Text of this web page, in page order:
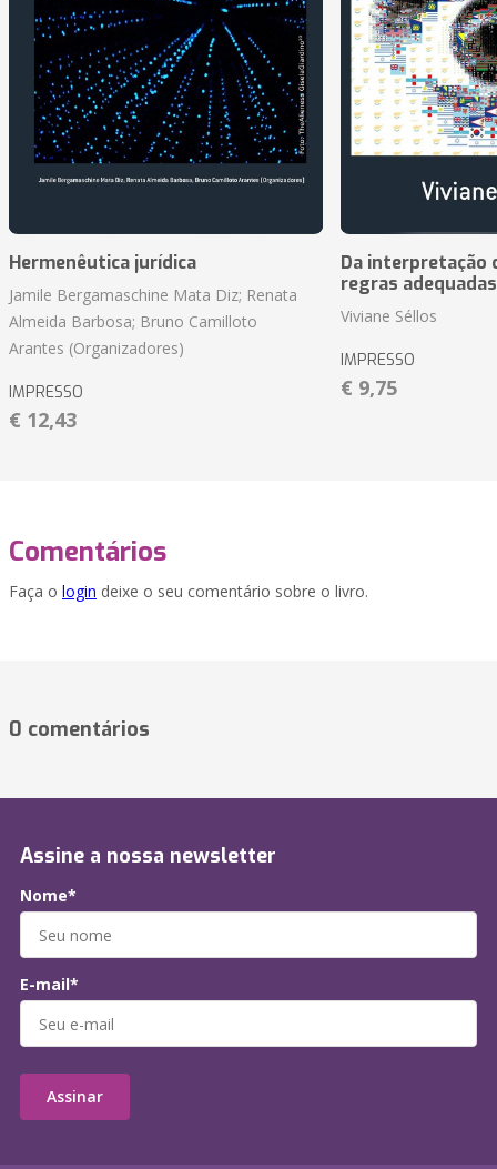
Hermenêutica jurídica
Jamile Bergamaschine Mata Diz; Renata
Almeida Barbosa; Bruno Camilloto
Arantes (Organizadores)
IMPRESSO
€ 12,43
Da interpretação
regras
Viviane Séllos
IMPRESSO
€ 9,75
Comentários
Faça o login deixe o seu comentário sobre o livro.
0 comentários
Assine a nossa newsletter
Nome*
E-mail*
Assinar